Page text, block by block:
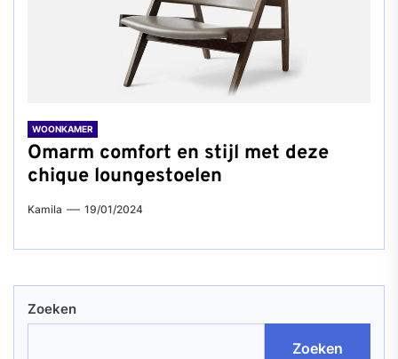
WOONKAMER
Omarm comfort en stijl met deze
chique loungestoelen
Kamila 19/01/2024
Zoeken
Zoeken